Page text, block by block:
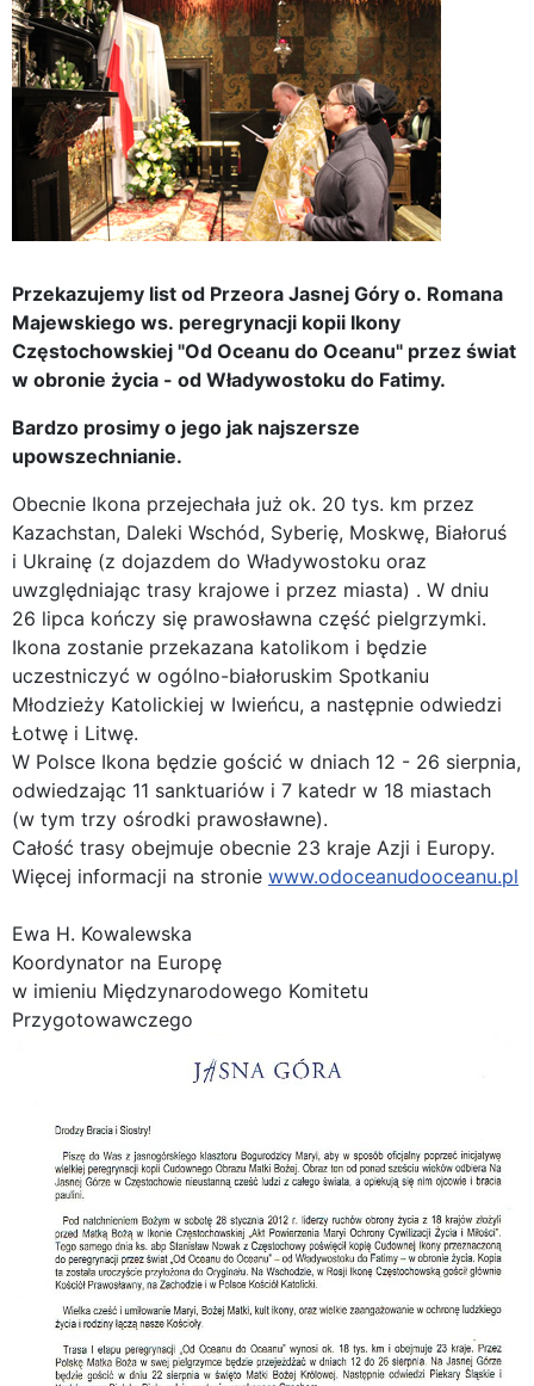
Przekazujemy list od Przeora Jasnej Góry o. Romana
Majewskiego ws. peregrynacji kopii Ikony
Częstochowskiej "Od Oceanu do Oceanu" przez świat
w obronie życia - od Władywostoku do Fatimy.
Bardzo prosimy o jego jak najszersze
upowszechnianie.
Obecnie Ikona przejechała już ok. 20 tys. km przez
Kazachstan, Daleki Wschód, Syberię, Moskwę, Białoruś
i Ukrainę (z dojazdem do Władywostoku oraz
uwzględniając trasy krajowe i przez miasta) . W dniu
26 lipca kończy się prawosławna część pielgrzymki.
Ikona zostanie przekazana katolikom i będzie
uczestniczyć w ogólno-białoruskim Spotkaniu
Młodzieży Katolickiej w Iwieńcu, a następnie odwiedzi
Łotwę i Litwę.
W Polsce Ikona będzie gościć w dniach 12 - 26 sierpnia,
odwiedzając 11 sanktuariów i 7 katedr w 18 miastach
(w tym trzy ośrodki prawosławne).
Całość trasy obejmuje obecnie 23 kraje Azji i Europy.
Więcej informacji na stronie www.odoceanudooceanu.pl
Ewa H. Kowalewska
Koordynator na Europę
w imieniu Międzynarodowego Komitetu
Przygotowawczego